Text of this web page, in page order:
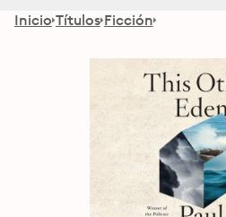
Inicio Títulos Ficción